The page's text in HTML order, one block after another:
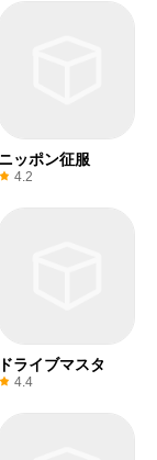
ニッポン征服
4.2
ドライブマスタ
4.4